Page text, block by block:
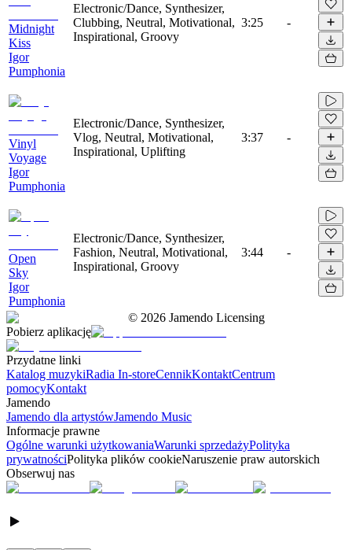
Midnight
Kiss
Igor
Pumphonia
Electronic/Dance, Synthesizer,
Clubbing, Neutral, Motivational,
Inspirational, Groovy
3:25 -
Vinyl
Voyage
Igor
Pumphonia
Electronic/Dance, Synthesizer,
Vlog, Neutral, Motivational,
Inspirational, Uplifting
3:37 -
Open
Sky
Igor
Pumphonia
Electronic/Dance, Synthesizer,
Fashion, Neutral, Motivational,
Inspirational, Groovy
3:44 -
© 2026 Jamendo Licensing
Pobierz aplikację
Przydatne linki
Katalog muzykiRadia In-storeCennikKontaktCentrum
pomocyKontakt
Jamendo
Jamendo dla artystówJamendo Music
Informacje prawne
Ogólne warunki użytkowaniaWarunki sprzedażyPolityka
prywatnościPolityka plików cookieNaruszenie praw autorskich
Obserwuj nas